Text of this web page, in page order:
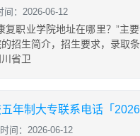
间：2026-06-12
复职业学院地址在哪里？”主
招生简介，招生要求，录取
省卫
间：2026-06-12